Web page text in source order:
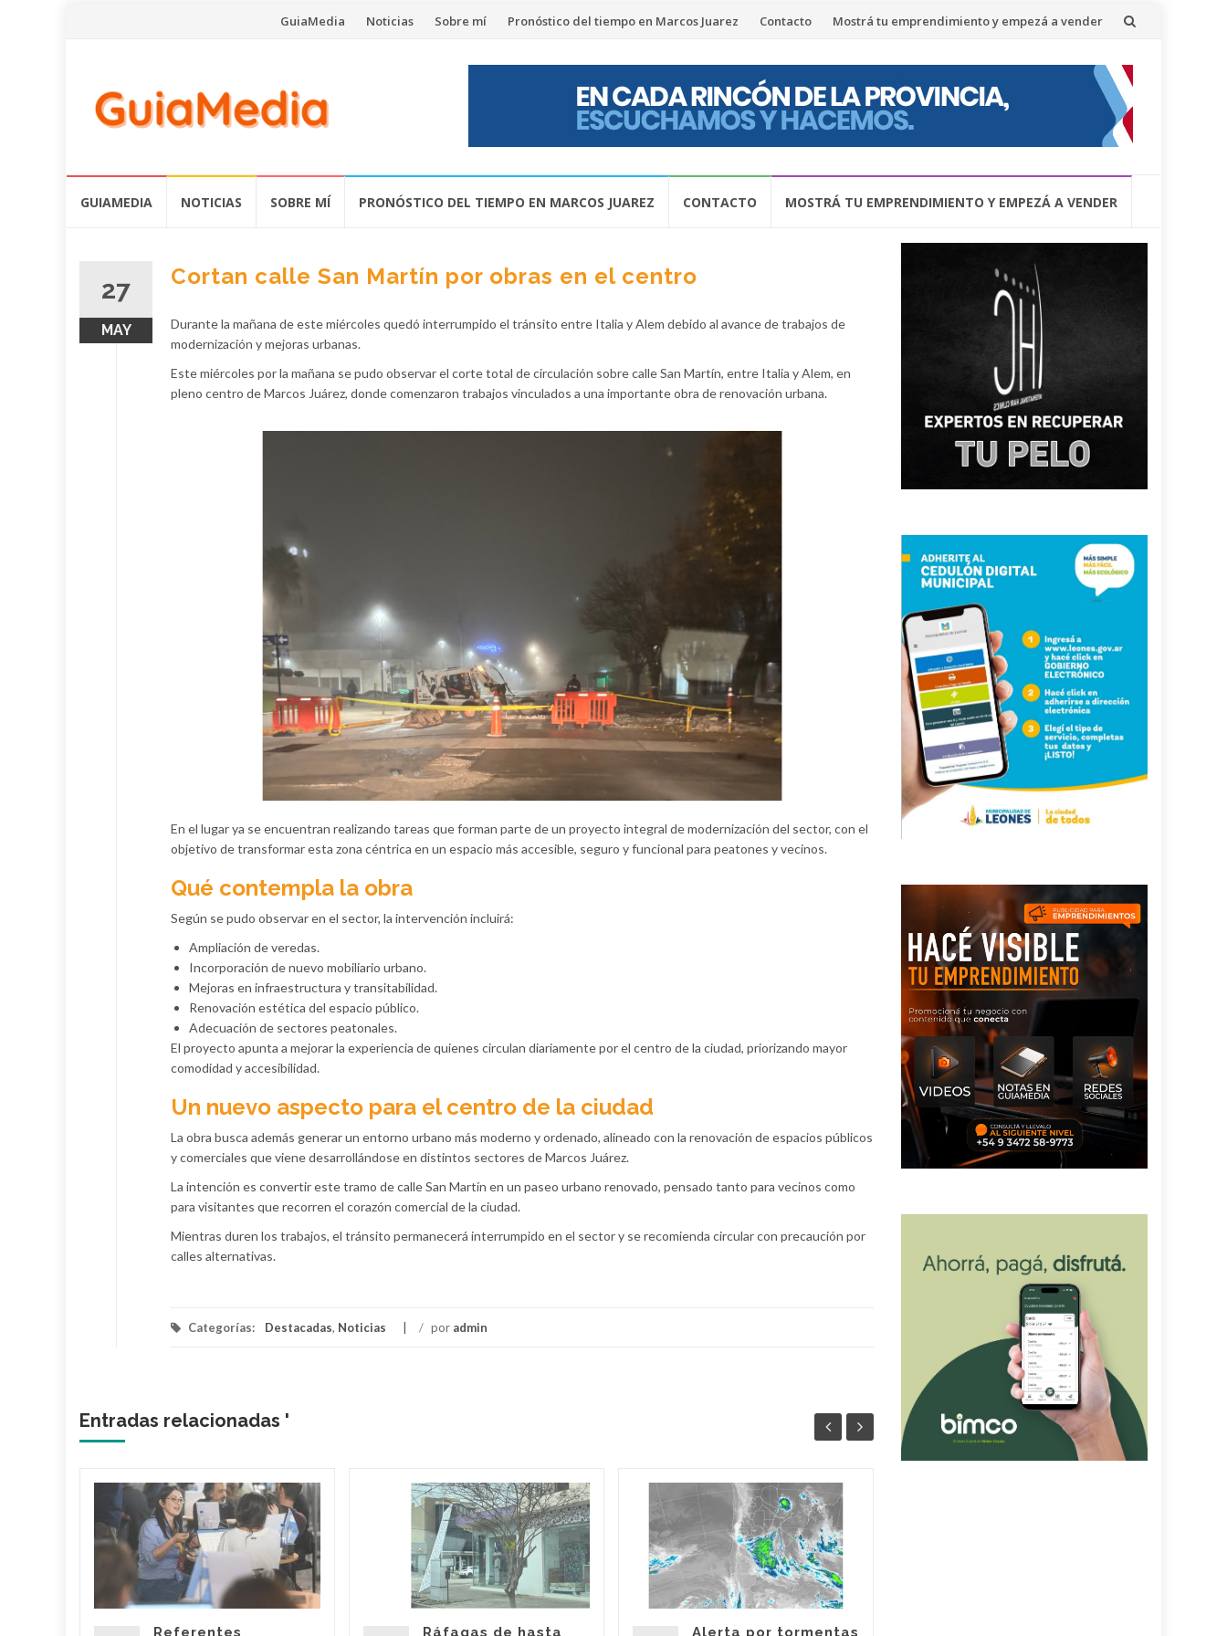
Saltar
contenido
GuiaMedia Noticias Sobre mí Pronóstico del tiempo en Marcos Juarez Contacto Mostrá tu emprendimiento y empezá a vender
GUIAMEDIA NOTICIAS SOBRE MÍ PRONÓSTICO DEL TIEMPO EN MARCOS JUAREZ CONTACTO MOSTRÁ TU EMPRENDIMIENTO Y EMPEZÁ A VENDER
27
MAY
Cortan calle San Martín por obras en el centro
Durante la mañana de este miércoles quedó interrumpido el tránsito entre Italia y Alem debido al avance de trabajos de
modernización y mejoras urbanas.
Este miércoles por la mañana se pudo observar el corte total de circulación sobre calle San Martín, entre Italia y Alem, en
pleno centro de Marcos Juárez, donde comenzaron trabajos vinculados a una importante obra de renovación urbana.
En el lugar ya se encuentran realizando tareas que forman parte de un proyecto integral de modernización del sector, con el
objetivo de transformar esta zona céntrica en un espacio más accesible, seguro y funcional para peatones y vecinos.
Qué contempla la obra
Según se pudo observar en el sector, la intervención incluirá:
Ampliación de veredas.
Incorporación de nuevo mobiliario urbano.
Mejoras en infraestructura y transitabilidad.
Renovación estética del espacio público.
Adecuación de sectores peatonales.
El proyecto apunta a mejorar la experiencia de quienes circulan diariamente por el centro de la ciudad, priorizando mayor
comodidad y accesibilidad.
Un nuevo aspecto para el centro de la ciudad
La obra busca además generar un entorno urbano más moderno y ordenado, alineado con la renovación de espacios públicos
y comerciales que viene desarrollándose en distintos sectores de Marcos Juárez.
La intención es convertir este tramo de calle San Martín en un paseo urbano renovado, pensado tanto para vecinos como
para visitantes que recorren el corazón comercial de la ciudad.
Mientras duren los trabajos, el tránsito permanecerá interrumpido en el sector y se recomienda circular con precaución por
calles alternativas.
Categorías: Destacadas, Noticias / por admin
Entradas relacionadas '
Referentes
Ráfagas de hasta
Alerta por tormentas